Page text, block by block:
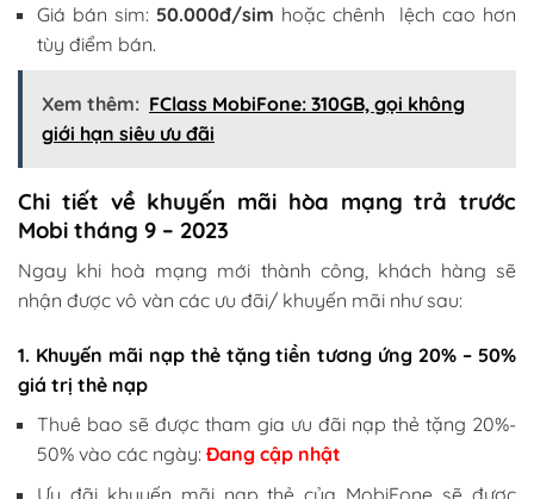
Giá bán sim: 50.000đ/sim hoặc chênh lệch cao hơn
tùy điểm bán.
Xem thêm: FClass MobiFone: 310GB, gọi không
giới hạn siêu ưu đãi
Chi tiết về khuyến mãi hòa mạng trả trước
Mobi tháng 9 – 2023
Ngay khi hoà mạng mới thành công, khách hàng sẽ
nhận được vô vàn các ưu đãi/ khuyến mãi như sau:
1. Khuyến mãi nạp thẻ tặng tiền tương ứng 20% – 50%
giá trị thẻ nạp
Thuê bao sẽ được tham gia ưu đãi nạp thẻ tặng 20%-
50% vào các ngày: Đang cập nhật